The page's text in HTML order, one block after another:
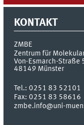
KONTAKT
ZMBE
Zentrum für
Von-Esmarch-Straße
48149 Münster
Tel.:0251 83 52101
Fax:0251 83 58616
zmbe.info@uni-